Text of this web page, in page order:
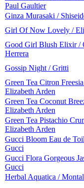
Paul Gaultier
Ginza Murasaki /
Girl Of Now Lovely /
Good Girl Blush Elixir /
Herrera
Gossip Night / Gritti
Green Tea Citron
Elizabeth Arden
Green Tea Coconut
Elizabeth Arden
Green Tea Pistachio
Elizabeth Arden
Gucci Bloom Eau de
Gucci
Gucci Flora Gorgeous
Gucci
Herbal Aquatica /